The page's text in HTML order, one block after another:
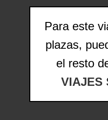
Para este
plazas,
el resto
VIAJES